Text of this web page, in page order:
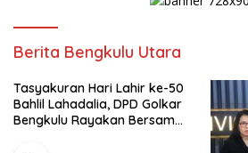
Berita Bengkulu Utara
Tasyakuran Hari Lahir ke-50
Bahlil Lahadalia, DPD Golkar
Bengkulu Rayakan Bersama